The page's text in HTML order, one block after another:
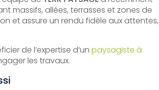
massifs, allées, terrasses et zones de
et assure un rendu fidèle aux attentes,
de l’expertise d’un paysagiste à
les travaux.